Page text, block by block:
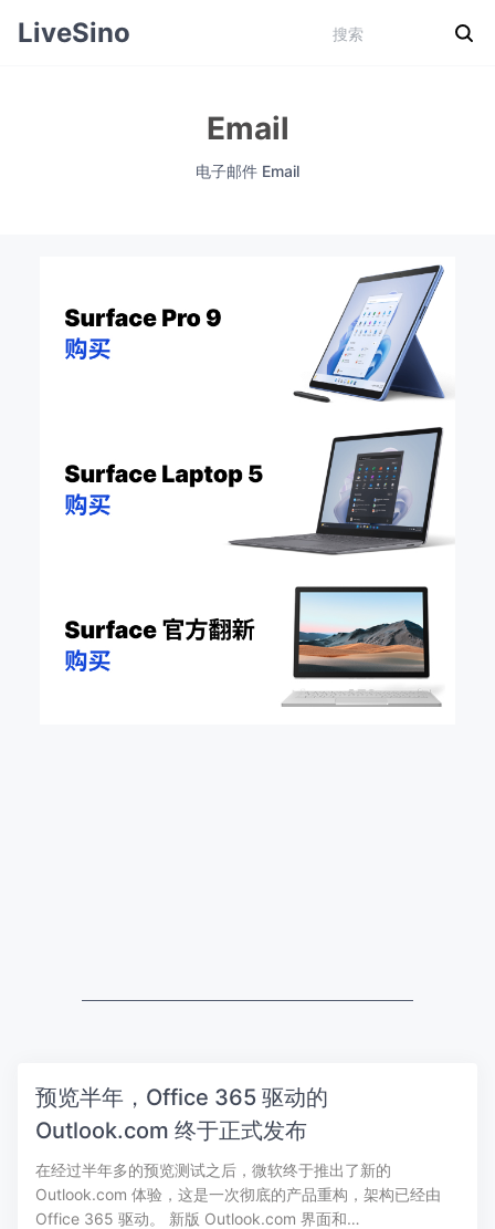
LiveSino
Email
电子邮件 Email
预览半年，Office 365 驱动的
Outlook.com 终于正式发布
在经过半年多的预览测试之后，微软终于推出了新的
Outlook.com 体验，这是一次彻底的产品重构，架构已经由
Office 365 驱动。 新版 Outlook.com 界面和…